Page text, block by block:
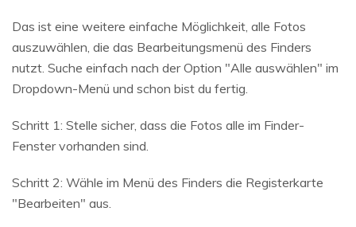
Das ist eine weitere einfache Möglichkeit, alle Fotos
auszuwählen, die das Bearbeitungsmenü des Finders
nutzt. Suche einfach nach der Option "Alle auswählen" im
Dropdown-Menü und schon bist du fertig.
Schritt 1: Stelle sicher, dass die Fotos alle im Finder-
Fenster vorhanden sind.
Schritt 2: Wähle im Menü des Finders die Registerkarte
"Bearbeiten" aus.